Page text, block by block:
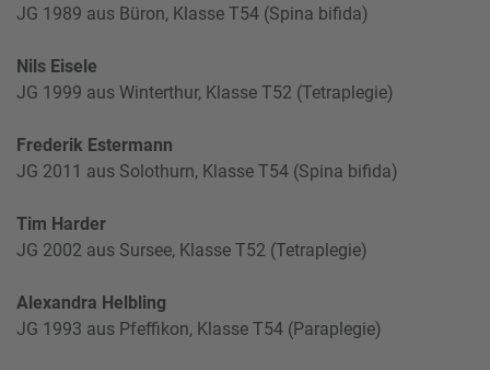
JG 1989 aus Büron, Klasse T54 (Spina bifida)
Nils Eisele
JG 1999 aus Winterthur, Klasse T52 (Tetraplegie)
Frederik Estermann
JG 2011 aus Solothurn, Klasse T54 (Spina bifida)
Tim Harder
JG 2002 aus Sursee, Klasse T52 (Tetraplegie)
Alexandra Helbling
JG 1993 aus Pfeffikon, Klasse T54 (Paraplegie)